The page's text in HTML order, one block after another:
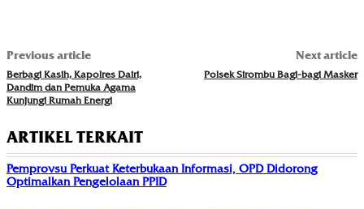
Previous article
Berbagi Kasih, Kapolres Dairi,
Dandim dan Pemuka Agama
Kunjungi Rumah Energi
Next article
Polsek Sirombu Bagi-bagi Masker
ARTIKEL TERKAIT
Pemprovsu Perkuat Keterbukaan Informasi, OPD Didorong
Optimalkan Pengelolaan PPID